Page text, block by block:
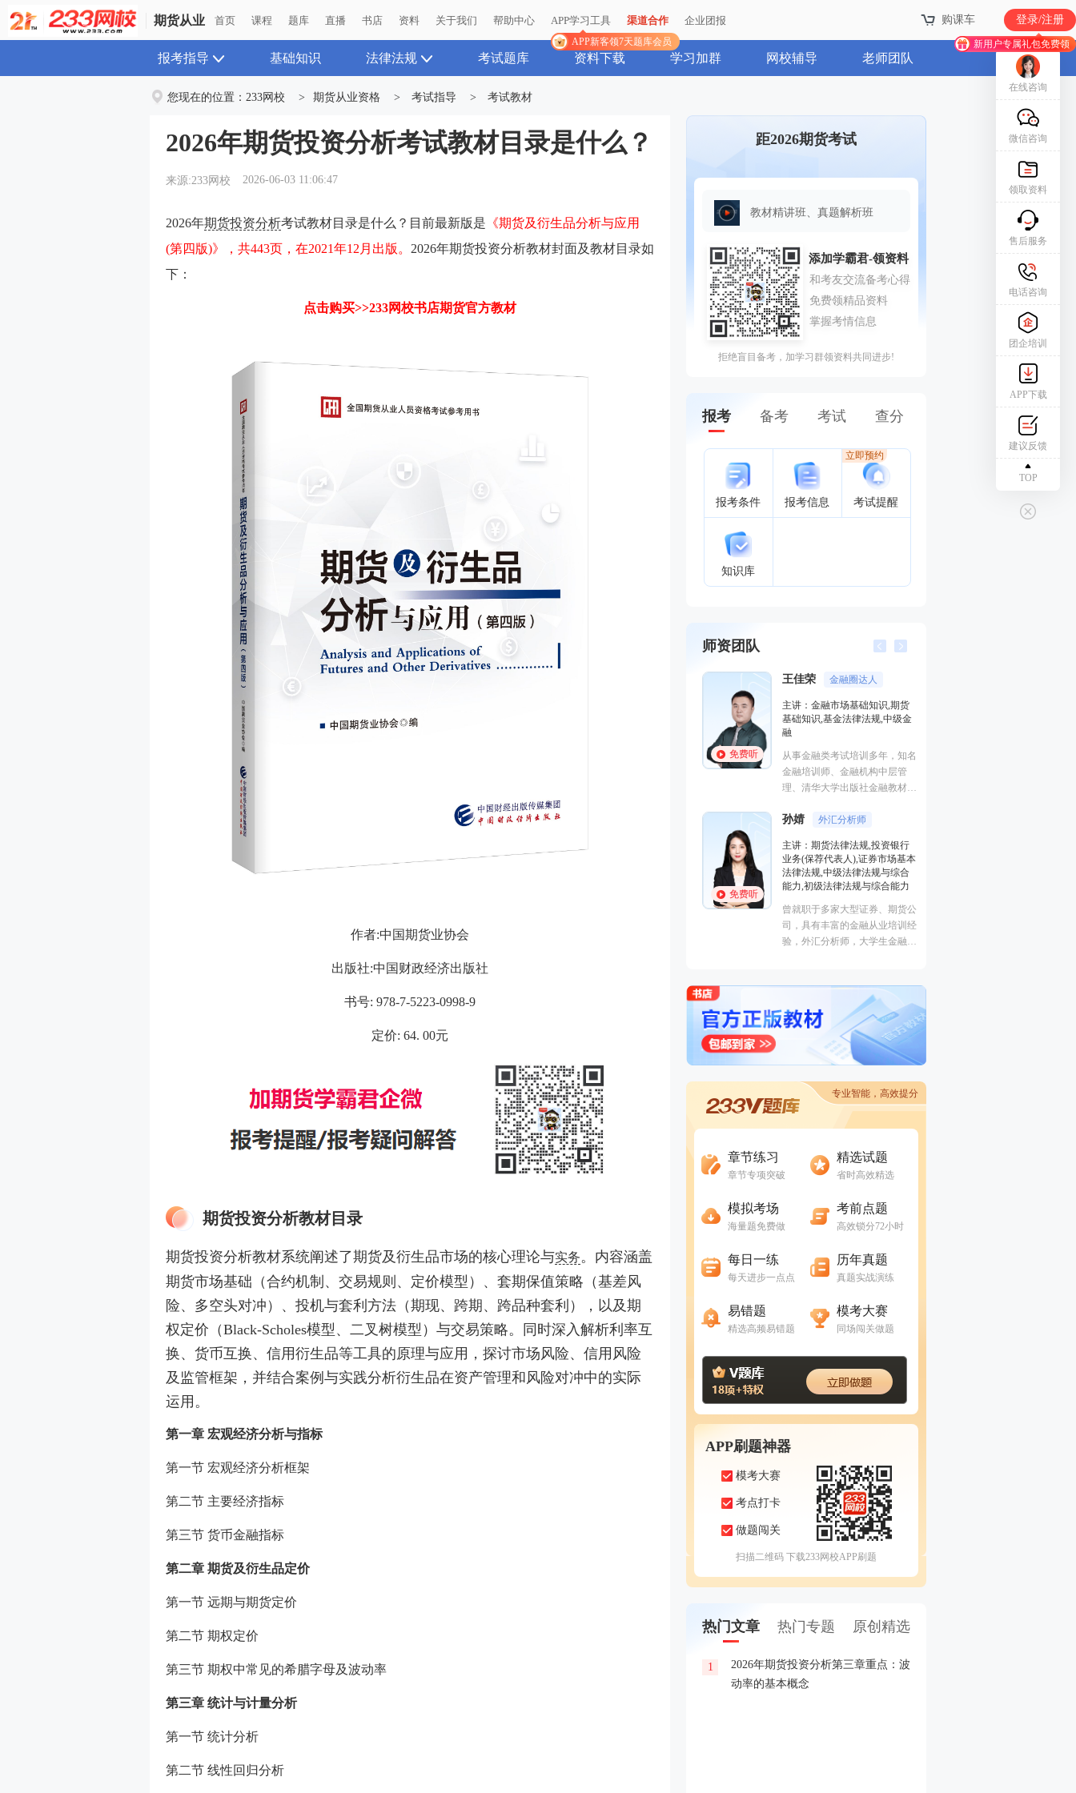
期货从业 首页 课程 题库 直播 书店 资料 关于我们 帮助中心 APP学习工具
APP新客领7天题库会员
渠道合作 企业团报 购课车 登录/注册
新用户专属礼包免费领
报考指导 基础知识 法律法规 考试题库 资料下载 学习加群 网校辅导 老师团队
您现在的位置： 233网校 > 期货从业资格 > 考试指导 > 考试教材
2026年期货投资分析考试教材目录是什么？
来源:233网校 2026-06-03 11:06:47
2026年期货投资分析考试教材目录是什么？目前最新版是 《期货及衍生品分析与应用
(第四版)》，共443页，在2021年12月出版。 2026年期货投资分析教材封面及教材目录如
下：
点击购买>>233网校书店期货官方教材
作者:中国期货业协会
出版社:中国财政经济出版社
书号: 978-7-5223-0998-9
定价: 64. 00元
期货投资分析教材目录
期货投资分析教材系统阐述了期货及衍生品市场的核心理论与实务。内容涵盖
期货市场基础（合约机制、交易规则、定价模型）、套期保值策略（基差风
险、多空头对冲）、投机与套利方法（期现、跨期、跨品种套利），以及期
权定价（Black-Scholes模型、二叉树模型）与交易策略。同时深入解析利率互
换、货币互换、信用衍生品等工具的原理与应用，探讨市场风险、信用风险
及监管框架，并结合案例与实践分析衍生品在资产管理和风险对冲中的实际
运用。
第一章 宏观经济分析与指标
第一节 宏观经济分析框架
第二节 主要经济指标
第三节 货币金融指标
第二章 期货及衍生品定价
第一节 远期与期货定价
第二节 期权定价
第三节 期权中常见的希腊字母及波动率
第三章 统计与计量分析
第一节 统计分析
第二节 线性回归分析
距2026期货考试
教材精讲班、真题解析班
拒绝盲目备考，加学习群领资料共同进步!
报考 备考 考试 查分
报考条件 报考信息 考试提醒
立即预约
知识库
师资团队
主讲：金融市场基础知识,期货
基础知识,基金法律法规,中级金
从事金融类考试培训多年，知名
金融培训师、金融机构中层管
主讲：期货法律法规,投资银行
业务(保荐代表人),证券市场基本
法律法规,中级法律法规与综合
能力,初级法律法规与综合能力
曾就职于多家大型证券、期货公
免费听
李泽瑞 金融培训高级讲师
主讲：证券投资顾问业务,发布
证券研究报告业务(证券分析师),
经济学硕士、金融培训高级讲
师，李泽瑞老师从事金融类考证
成“段子”，是一个让学员欲罢不
学员称被讲课耽误的“德云社”编
外弟子。
免费听
主讲：金融市场基础知识,期货
基础知识,基金法律法规,中级金
融
从事金融类考试培训多年，知名
金融培训师、金融机构中层管
理、清华大学出版社金融教材副
的“一哥”。
专业智能，高效提分
章节练习
章节专项突破
精选试题
省时高效精选
模拟考场
海量题免费做
考前点题
高效锁分72小时
每日一练
每天进步一点点
历年真题
真题实战演练
易错题
精选高频易错题
模考大赛
同场闯关做题
APP刷题神器
模考大赛
考点打卡
做题闯关
扫描二维码 下载233网校APP刷题
热门文章 热门专题 原创精选
1
2026年期货投资分析第三章重点：波
动率的基本概念
在线咨询
微信咨询
领取资料
售后服务
电话咨询
团企培训
APP下载
建议反馈
TOP